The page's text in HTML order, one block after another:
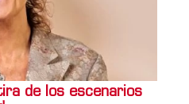
de los escenarios